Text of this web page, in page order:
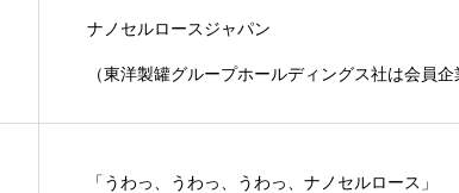
ナノセルロースジャパン
（東洋製罐グループホールディングス社は会員企
「うわっ、うわっ、うわっ、ナノセルロース」